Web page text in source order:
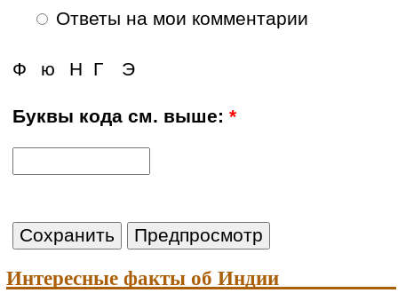
Ответы на мои комментарии
Н Г Э
ю
Ф
Буквы кода см. выше:*
Интересные факты об Индии